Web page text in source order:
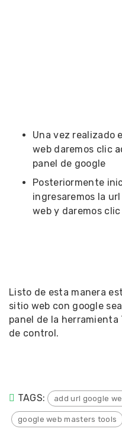
Una vez realizado
web daremos clic
panel de google
Posteriormente
ingresaremos la
web y daremos
Listo de esta manera
sitio web con google
panel de la herramienta
de control.
TAGS: add url google
google web masters tools